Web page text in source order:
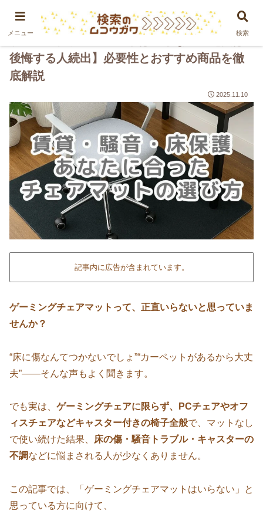
PR
ゲーミングチェアマットはいらない？【実は
後悔する人続出】必要性とおすすめ商品を徹
底解説
2025.11.10
記事内に広告が含まれています。
ゲーミングチェアマットって、正直いらないと思っていま
せんか？
“床に傷なんてつかないでしょ”“カーペットがあるから大丈
夫”——そんな声もよく聞きます。
でも実は、 ゲーミングチェアに限らず、PCチェアやオフ
ィスチェアなどキャスター付きの椅子全般で、マットなし
で使い続けた結果、
床の傷・騒音トラブル・キャスターの
不調などに悩まされる人が少なくありません。
この記事では、「ゲーミングチェアマットはいらない」と
思っている方に向けて、
メニュー 検索